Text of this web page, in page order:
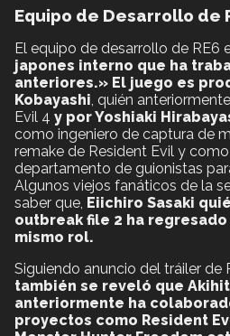
Equipo de Desarrollo de
El equipo de desarrollo de RE6
japones interno que ha
anteriores.» El juego es
Kobayashi , quién
Evil 4 y por Yoshiaki
como ingeniero de captura de
remake de Resident Evil y
departamento de guionistas
Algunos viejos fanáticos de la
saber que, Eiichiro Sasaki
outbreak file 2 ha
mismo rol.
Siguiendo anuncio del tráiler de
también se reveló que
anteriormente ha
proyectos como Resident